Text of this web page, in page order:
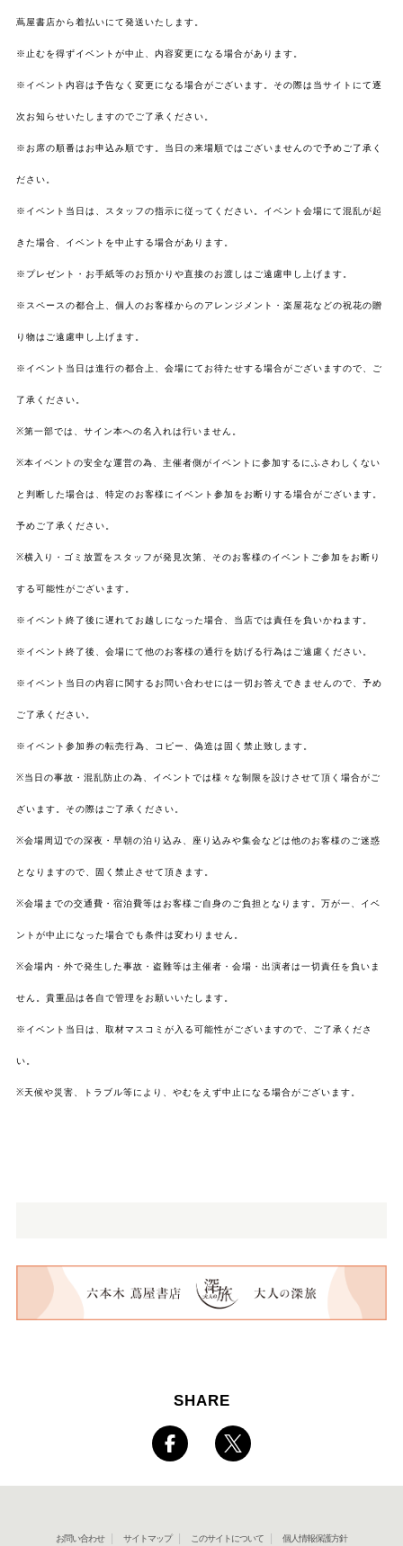
蔦屋書店から着払いにて発送いたします。
※止むを得ずイベントが中止、内容変更になる場合があります。
※イベント内容は予告なく変更になる場合がございます。その際は当サイトにて逐
次お知らせいたしますのでご了承ください。
※お席の順番はお申込み順です。当日の来場順ではございませんので予めご了承く
ださい。
※イベント当日は、スタッフの指示に従ってください。イベント会場にて混乱が起
きた場合、イベントを中止する場合があります。
※プレゼント・お手紙等のお預かりや直接のお渡しはご遠慮申し上げます。
※スペースの都合上、個人のお客様からのアレンジメント・楽屋花などの祝花の贈
り物はご遠慮申し上げます。
※イベント当日は進行の都合上、会場にてお待たせする場合がございますので、ご
了承ください。
※第一部では、サイン本への名入れは行いません。
※本イベントの安全な運営の為、主催者側がイベントに参加するにふさわしくない
と判断した場合は、特定のお客様にイベント参加をお断りする場合がございます。
予めご了承ください。
※横入り・ゴミ放置をスタッフが発見次第、そのお客様のイベントご参加をお断り
する可能性がございます。
※イベント終了後に遅れてお越しになった場合、当店では責任を負いかねます。
※イベント終了後、会場にて他のお客様の通行を妨げる行為はご遠慮ください。
※イベント当日の内容に関するお問い合わせには一切お答えできませんので、予め
ご了承ください。
※イベント参加券の転売行為、コピー、偽造は固く禁止致します。
※当日の事故・混乱防止の為、イベントでは様々な制限を設けさせて頂く場合がご
ざいます。その際はご了承ください。
※会場周辺での深夜・早朝の泊り込み、座り込みや集会などは他のお客様のご迷惑
となりますので、固く禁止させて頂きます。
※会場までの交通費・宿泊費等はお客様ご自身のご負担となります。万が一、イベ
ントが中止になった場合でも条件は変わりません。
※会場内・外で発生した事故・盗難等は主催者・会場・出演者は一切責任を負いま
せん。貴重品は各自で管理をお願いいたします。
※イベント当日は、取材マスコミが入る可能性がございますので、ご了承くださ
い。
※天候や災害、トラブル等により、やむをえず中止になる場合がございます。
SHARE
お問い合わせ サイトマップ このサイトについて 個人情報保護方針